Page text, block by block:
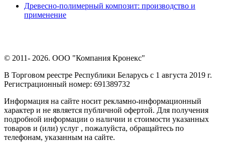
Древесно-полимерный композит: производство и
применение
© 2011- 2026. ООО "Компания Кронекс"
В Торговом реестре Республики Беларусь с 1 августа 2019 г.
Регистрационный номер: 691389732
Информация на сайте носит рекламно-информационный
характер и не является публичной офертой. Для получения
подробной информации о наличии и стоимости указанных
товаров и (или) услуг , пожалуйста, обращайтесь по
телефонам, указанным на сайте.